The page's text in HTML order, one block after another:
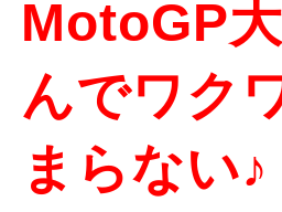
MotoGP
んでワク
まらない♪